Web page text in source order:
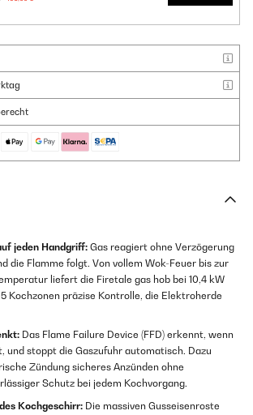
jeden Handgriff: Gas reagiert ohne Verzögerung
die Flamme folgt. Von vollem Wok-Feuer bis zur
liefert die Firetale gas hob bei 10,4 kW
Kochzonen präzise Kontrolle, die Elektroherde
Das Flame Failure Device (FFD) erkennt, wenn
und stoppt die Gaszufuhr automatisch. Dazu
Zündung sicheres Anzünden ohne
Schutz bei jedem Kochvorgang.
Kochgeschirr: Die massiven Gusseisenroste